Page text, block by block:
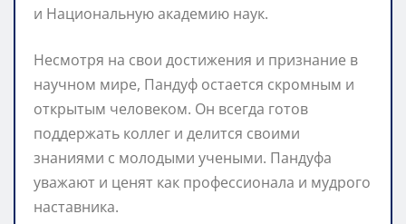
и Национальную академию наук.
Несмотря на свои достижения и признание в
научном мире, Пандуф остается скромным и
открытым человеком. Он всегда готов
поддержать коллег и делится своими
знаниями с молодыми учеными. Пандуфа
уважают и ценят как профессионала и мудрого
наставника.